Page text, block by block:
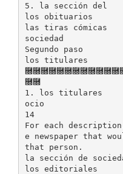
5. la sección del
los obituarios
las tiras cómicas
sociedad
Segundo paso
los titulares
࿝࿝
1. los titulares
ocio
14
For each
e newspaper that
that person.
la sección de
los editoriales